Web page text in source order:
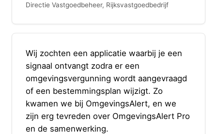
Directie Vastgoedbeheer, Rijksvastgoedbedrijf
Wij zochten een applicatie waarbij je een
signaal ontvangt zodra er een
omgevingsvergunning wordt aangevraagd
of een bestemmingsplan wijzigt. Zo
kwamen we bij OmgevingsAlert, en we
zijn erg tevreden over OmgevingsAlert Pro
en de samenwerking.